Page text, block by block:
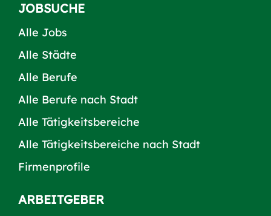
JOBSUCHE
Alle Jobs
Alle Städte
Alle Berufe
Alle Berufe nach Stadt
Alle Tätigkeitsbereiche
Alle Tätigkeitsbereiche nach Stadt
Firmenprofile
ARBEITGEBER